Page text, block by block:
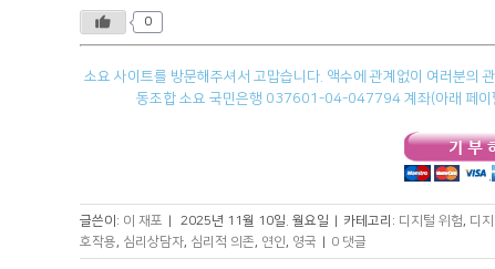
0
소요 사이트를 방문해주셔서 고맙습니다. 액수에 관계없이 여러분의
동조합 소요 국민은행 037601-04-047794 계좌(아래 페이
글쓴이: 이 재포 | 2025년 11월 10일. 월요일 | 카테고리: 디지털 위험, 디
호작용, 심리상담자, 심리적 의존, 연인, 영국 | 0 댓글